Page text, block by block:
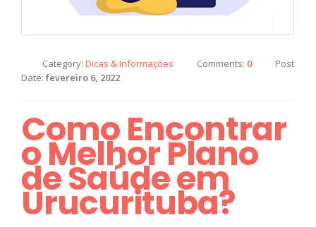
Category: Dicas & Informações Comments: 0
Post
Date: fevereiro 6, 2022
Como Encontrar
o Melhor Plano
de Saúde em
Urucurituba?